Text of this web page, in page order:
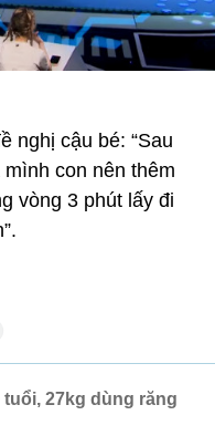
nghị cậu bé: “Sau
con nên thêm
vòng 3 phút lấy đi
tuổi, 27kg dùng răng